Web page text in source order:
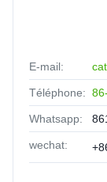
E-mail:
Téléphone:
Whatsapp:
wechat: